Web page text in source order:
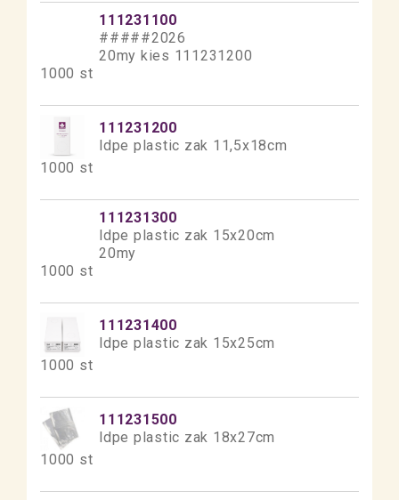
111231100
#####2026
20my kies 111231200
1000 st
111231200
ldpe plastic zak 11,5x18cm
1000 st
111231300
ldpe plastic zak 15x20cm
20my
1000 st
111231400
ldpe plastic zak 15x25cm
1000 st
111231500
ldpe plastic zak 18x27cm
1000 st